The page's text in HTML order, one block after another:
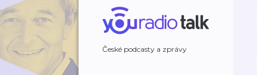
České podcasty a zprávy